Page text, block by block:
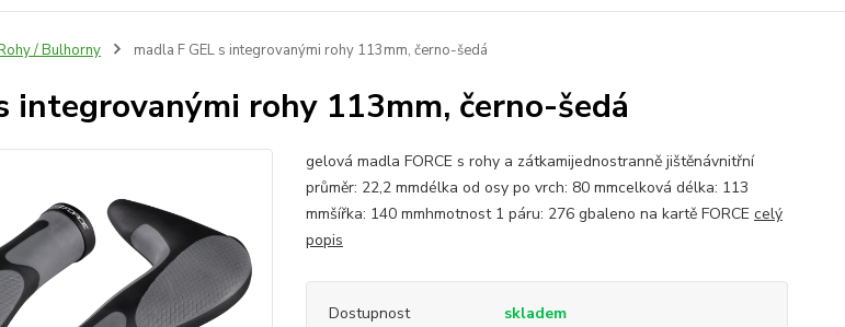
/ Bulhorny madla F GEL s integrovanými rohy 113mm, černo-šedá
integrovanými rohy 113mm, černo-šedá
gelová madla FORCE s rohy a zátkamijednostranně jištěnávnitřní
průměr: 22,2 mmdélka od osy po vrch: 80 mmcelková délka: 113
mmšířka: 140 mmhmotnost 1 páru: 276 gbaleno na kartě FORCE celý
popis
Dostupnost
skladem